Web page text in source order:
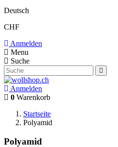
Deutsch
CHF
Anmelden
Menu
Suche
Anmelden
0 Warenkorb
Startseite
Polyamid
Polyamid